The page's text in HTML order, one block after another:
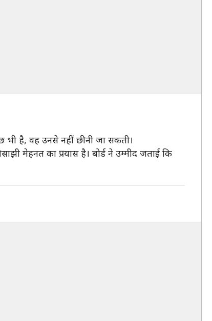
भी है, वह उनसे नहीं छीनी जा सकती।
मेहनत का प्रयास है। बोर्ड ने उम्मीद जताई कि